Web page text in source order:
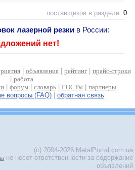
поставщиков в разделе: 0
лазерной резки в России:
нет!
| объявления| рейтинг| прайс-строки
работа
форум словарь ГОСТы
партнеры
вопросы (FAQ)| обратная связь
(c) 2004-2026 MetalPortal.com.ua
не несет ответственности за содержание
объявлений